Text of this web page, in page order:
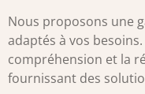
Nous proposons une
adaptés à vos
compréhension et la
fournissant des